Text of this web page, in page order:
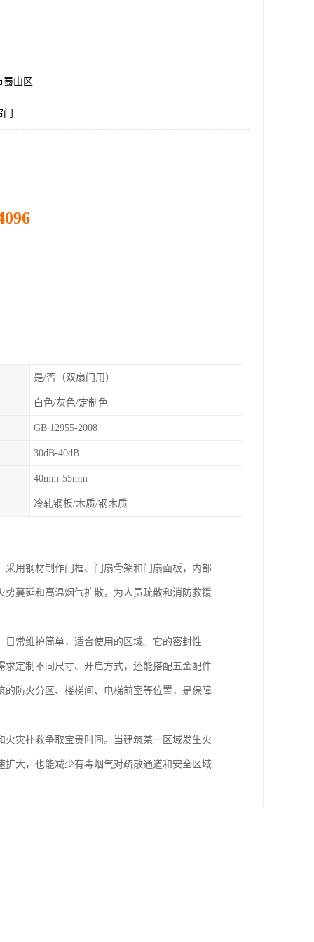
蜀山区
是/否（双扇门用）
白色/灰色/定制色
GB 12955-2008
30dB-40dB
40mm-55mm
冷轧钢板/木质/钢木质
用钢材制作门框、门扇骨架和门扇面板，内部
蔓延和高温烟气扩散，为人员疏散和消防救援
常维护简单，适合使用的区域。它的密封性
定制不同尺寸、开启方式，还能搭配五金配件
防火分区、楼梯间、电梯前室等位置，是保障
灾扑救争取宝贵时间。当建筑某一区域发生火
大，也能减少有毒烟气对疏散通道和安全区域